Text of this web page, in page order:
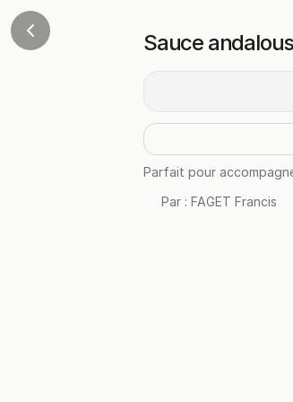
Sauce
Parfait pour
Par : FAGET Francis